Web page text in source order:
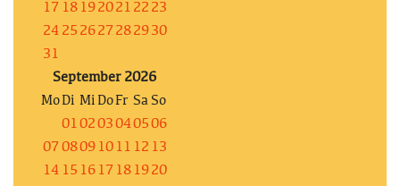
17 18 192021 22 23
24 25 2627 282930
31
September 2026
MoDi Mi DoFr Sa So
010203040506
07 0809 10 11 12 13
14 15 16 17 18 1920